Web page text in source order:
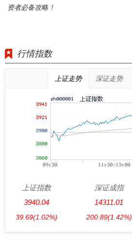
资者必备攻略！
行情指数
上证走势 深证走势
上证指数
3940.04
39.69(1.02%)
深证成指
14311.01
200.89(1.42%)